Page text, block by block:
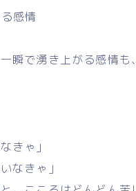
感情
瞬で湧き上がる感情
きゃ」
なきゃ」